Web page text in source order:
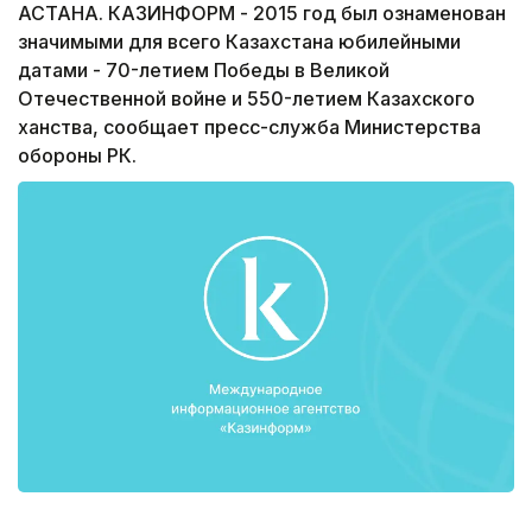
АСТАНА. КАЗИНФОРМ - 2015 год был ознаменован
значимыми для всего Казахстана юбилейными
датами - 70-летием Победы в Великой
Отечественной войне и 550-летием Казахского
ханства, сообщает пресс-служба Министерства
обороны РК.